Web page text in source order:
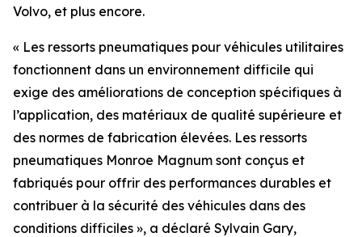
Volvo, et plus encore.
« Les ressorts pneumatiques pour véhicules utilitaires
fonctionnent dans un environnement difficile qui
exige des améliorations de conception spécifiques à
l’application, des matériaux de qualité supérieure et
des normes de fabrication élevées. Les ressorts
pneumatiques Monroe Magnum sont conçus et
fabriqués pour offrir des performances durables et
contribuer à la sécurité des véhicules dans des
conditions difficiles », a déclaré Sylvain Gary,